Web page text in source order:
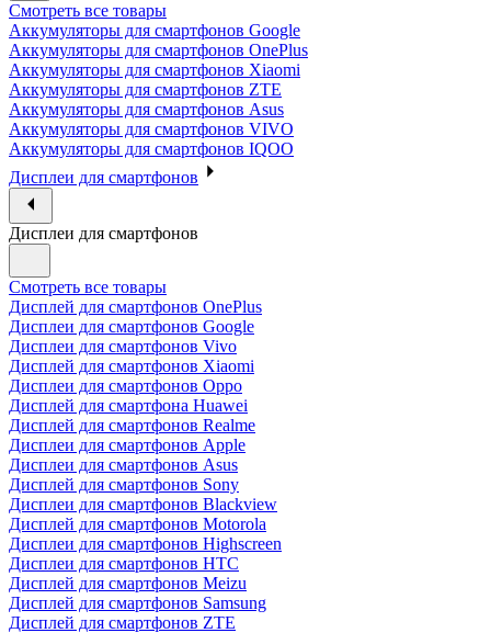
Смотреть все товары
Аккумуляторы для смартфонов Google
Аккумуляторы для смартфонов OnePlus
Аккумуляторы для смартфонов Xiaomi
Аккумуляторы для смартфонов ZTE
Аккумуляторы для cмартфонов Asus
Аккумуляторы для смартфонов VIVO
Аккумуляторы для смартфонов IQOO
Дисплеи для смартфонов
Дисплеи для смартфонов
Смотреть все товары
Дисплей для смартфонов OnePlus
Дисплеи для смартфонов Google
Дисплеи для смартфонов Vivo
Дисплей для смартфонов Xiaomi
Дисплеи для смартфонов Oppo
Дисплей для смартфона Huawei
Дисплей для смартфонов Realme
Дисплеи для смартфонов Apple
Дисплеи для смартфонов Asus
Дисплей для смартфонов Sony
Дисплеи для смартфонов Blackview
Дисплей для смартфонов Motorola
Дисплеи для смартфонов Highscreen
Дисплеи для смартфонов HTC
Дисплей для смартфонов Meizu
Дисплей для смартфонов Samsung
Дисплей для смартфонов ZTE